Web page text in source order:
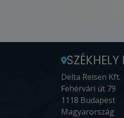
Delta Reisen Kft.
Fehérvári út 79
1118 Budapest
Magyarország